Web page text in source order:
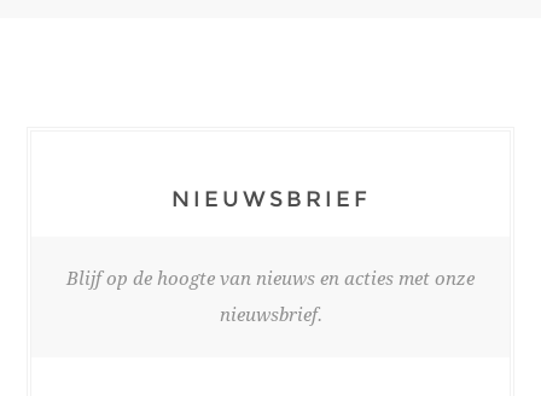
NIEUWSBRIEF
Blijf op de hoogte van nieuws en acties met onze
nieuwsbrief.